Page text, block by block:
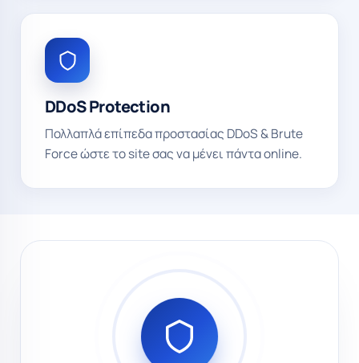
DDoS Protection
Πολλαπλά επίπεδα προστασίας DDoS & Brute
Force ώστε το site σας να μένει πάντα online.